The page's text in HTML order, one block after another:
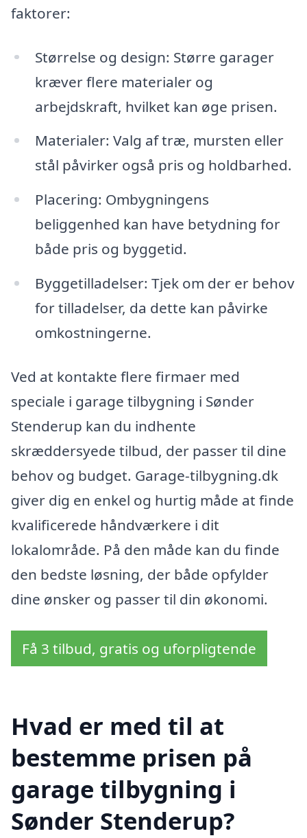
faktorer:
Størrelse og design: Større garager
kræver flere materialer og
arbejdskraft, hvilket kan øge prisen.
Materialer: Valg af træ, mursten eller
stål påvirker også pris og holdbarhed.
Placering: Ombygningens
beliggenhed kan have betydning for
både pris og byggetid.
Byggetilladelser: Tjek om der er behov
for tilladelser, da dette kan påvirke
omkostningerne.
Ved at kontakte flere firmaer med
speciale i garage tilbygning i Sønder
Stenderup kan du indhente
skræddersyede tilbud, der passer til dine
behov og budget. Garage-tilbygning.dk
giver dig en enkel og hurtig måde at finde
kvalificerede håndværkere i dit
lokalområde. På den måde kan du finde
den bedste løsning, der både opfylder
dine ønsker og passer til din økonomi.
Få 3 tilbud, gratis og uforpligtende
Hvad er med til at
bestemme prisen på
garage tilbygning i
Sønder Stenderup?